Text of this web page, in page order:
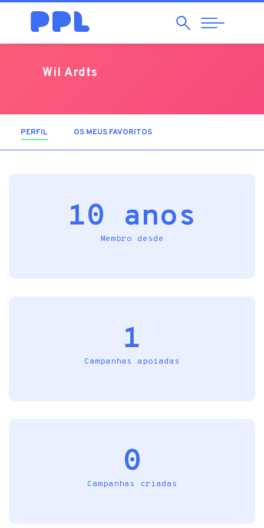
Pesquisar
Abrir
Navegação
Wil Ardts
PERFIL (SEPARADOR ATIVO)
OS MEUS FAVORITOS
10 anos
Membro desde
1
Campanhas apoiadas
0
Campanhas criadas